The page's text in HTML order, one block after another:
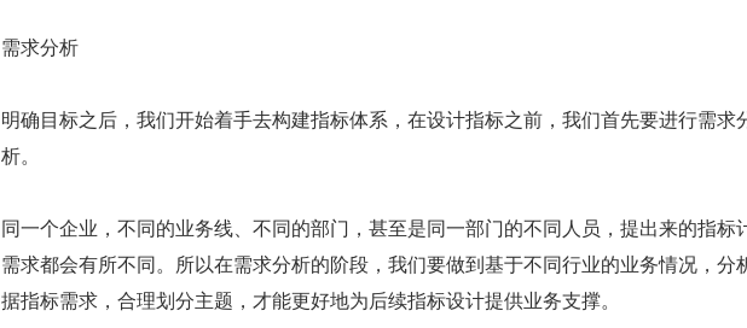
需求分析
明确目标之后，我们开始着手去构建指标体系，在设计指标之前，我们首先要进行需求
析。
同一个企业，不同的业务线、不同的部门，甚至是同一部门的不同人员，提出来的指标
需求都会有所不同。所以在需求分析的阶段，我们要做到基于不同行业的业务情况，分
据指标需求，合理划分主题，才能更好地为后续指标设计提供业务支撑。